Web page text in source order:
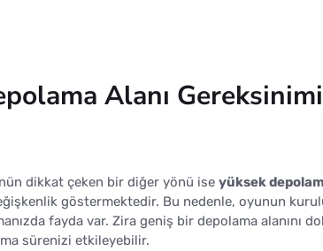
Alanı Gereksinimi
dikkat çeken bir diğer yönü ise yüksek
göstermektedir. Bu nedenle, oyunun
fayda var. Zira geniş bir depolama alanını
sürenizi etkileyebilir.